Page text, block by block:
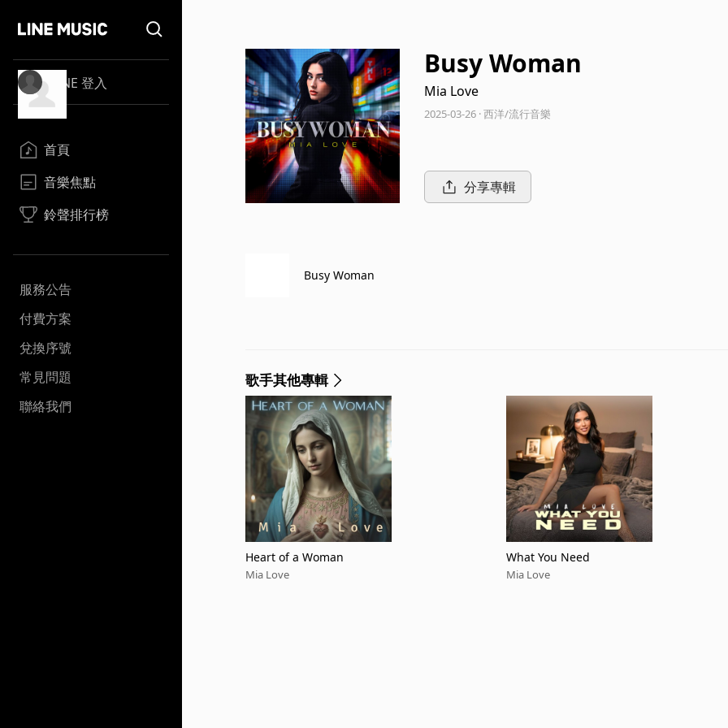
LINE 登入
首頁
音樂焦點
鈴聲排行榜
服務公告
付費方案
兌換序號
常見問題
聯絡我們
Busy Woman
Mia Love
2025-03-26 · 西洋/流行音樂
分享專輯
Busy Woman
歌手其他專輯
Heart of a Woman
Mia Love
What You Need
Mia Love